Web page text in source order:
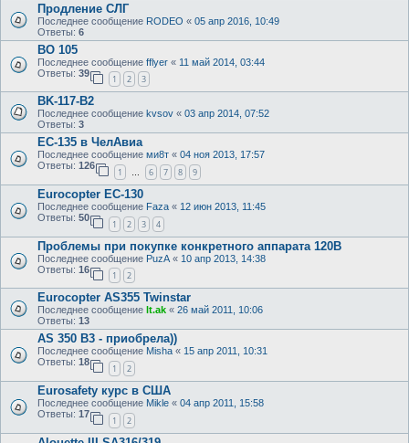
Продление СЛГ
Последнее сообщение RODEO « 05 апр 2016, 10:49
Ответы: 6
ВО 105
Последнее сообщение fflyer « 11 май 2014, 03:44
Ответы: 39
1 2 3
BK-117-B2
Последнее сообщение kvsov « 03 апр 2014, 07:52
Ответы: 3
EC-135 в ЧелАвиа
Последнее сообщение ми8т « 04 ноя 2013, 17:57
Ответы: 126
1 … 6 7 8 9
Eurocopter EC-130
Последнее сообщение Faza « 12 июн 2013, 11:45
Ответы: 50
1 2 3 4
Проблемы при покупке конкретного аппарата 120B
Последнее сообщение PuzA « 10 апр 2013, 14:38
Ответы: 16
1 2
Eurocopter AS355 Twinstar
Последнее сообщение lt.ak « 26 май 2011, 10:06
Ответы: 13
AS 350 B3 - приобрела))
Последнее сообщение Misha « 15 апр 2011, 10:31
Ответы: 18
1 2
Eurosafety курс в США
Последнее сообщение Mikle « 04 апр 2011, 15:58
Ответы: 17
1 2